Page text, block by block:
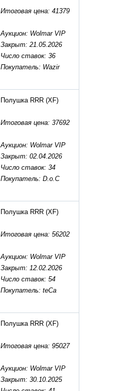
Итоговая цена: 41379
Аукцион: Wolmar VIP
Закрыт: 21.05.2026
Число ставок: 36
Покупатель: Wazir
Полушка RRR (XF)
Итоговая цена: 37692
Аукцион: Wolmar VIP
Закрыт: 02.04.2026
Число ставок: 34
Покупатель: D.o.C
Полушка RRR (XF)
Итоговая цена: 56202
Аукцион: Wolmar VIP
Закрыт: 12.02.2026
Число ставок: 54
Покупатель: teCa
Полушка RRR (XF)
Итоговая цена: 95027
Аукцион: Wolmar VIP
Закрыт: 30.10.2025